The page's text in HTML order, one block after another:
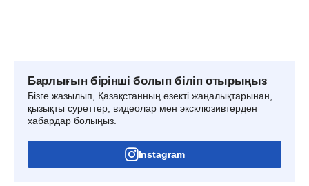
Барлығын бірінші болып біліп отырыңыз
Бізге жазылып, Қазақстанның өзекті жаңалықтарынан,
қызықты суреттер, видеолар мен эксклюзивтерден
хабардар болыңыз.
Instagram